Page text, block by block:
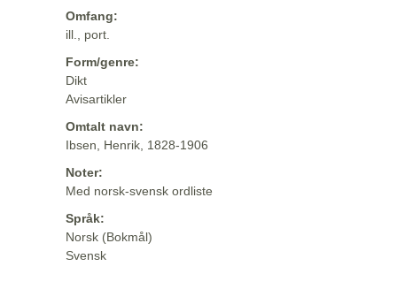
Omfang:
ill., port.
Form/genre:
Dikt
Avisartikler
Omtalt navn:
Ibsen, Henrik, 1828-1906
Noter:
Med norsk-svensk ordliste
Språk:
Norsk (Bokmål)
Svensk